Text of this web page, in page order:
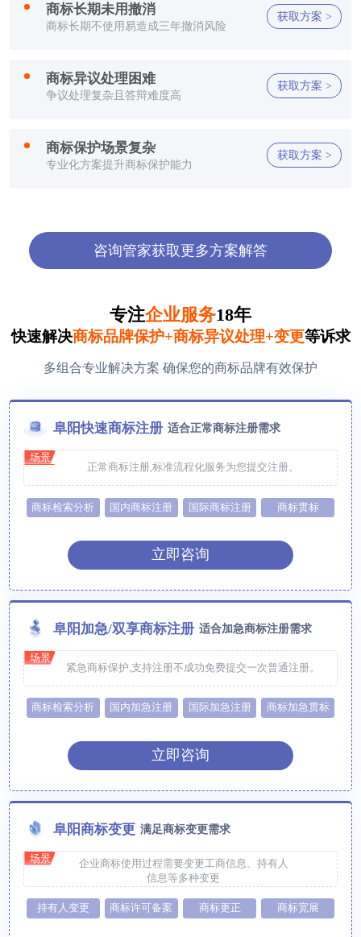
李** 150****2321 1小时前
郑** 132****2659 1小时前
方** 150****2321 1小时前
商标长期未用撤消
商标长期不使用易造成三年撤消风险
获取方案 >
商标异议处理困难
争议处理复杂且答辩难度高
获取方案 >
商标保护场景复杂
专业化方案提升商标保护能力
获取方案 >
咨询管家获取更多方案解答
专注企业服务18年
快速解决商标品牌保护+商标异议处理+变更等诉求
多组合专业解决方案 确保您的商标品牌有效保护
阜阳快速商标注册 适合正常商标注册需求
场景
正常商标注册,标准流程化服务为您提交注册。
商标检索分析 国内商标注册 国际商标注册 商标贯标
立即咨询
阜阳加急/双享商标注册 适合加急商标注册需求
场景
紧急商标保护,支持注册不成功免费提交一次普通注册。
商标检索分析 国内加急注册 国际加急注册 商标加急贯标
立即咨询
阜阳商标变更 满足商标变更需求
场景
企业商标使用过程需要变更工商信息、持有人
信息等多种变更
持有人变更 商标许可备案 商标更正 商标宽展